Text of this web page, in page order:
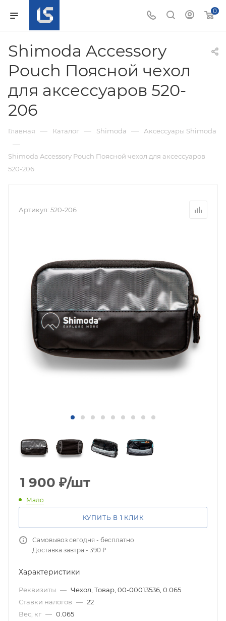
0
Shimoda Accessory
Pouch Поясной чехол
для аксессуаров 520-
206
Главная — Каталог — Shimoda — Аксессуары Shimoda
—
Shimoda Accessory Pouch Поясной чехол для аксессуаров
520-206
Артикул: 520-206
1 900 ₽/шт
Мало
КУПИТЬ В 1 КЛИК
Самовывоз сегодня - бесплатно
Доставка завтра - 390 ₽
Характеристики
Реквизиты — Чехол, Товар, 00-00013536, 0.065
Ставки налогов — 22
Вес, кг — 0.065